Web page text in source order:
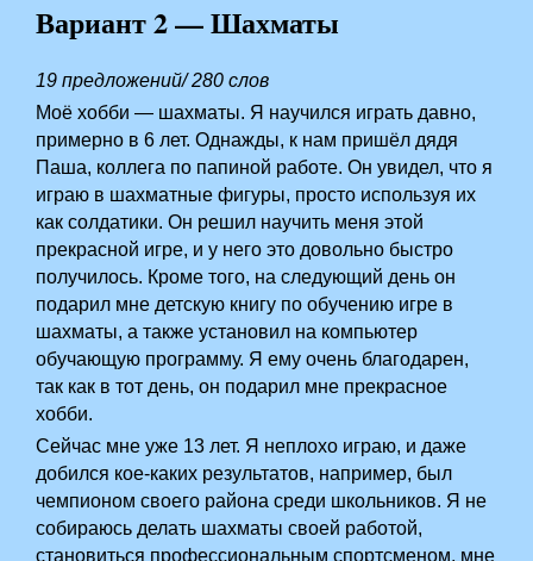
Вариант 2 — Шахматы
19 предложений/ 280 слов
Моё хобби — шахматы. Я научился играть давно,
примерно в 6 лет. Однажды, к нам пришёл дядя
Паша, коллега по папиной работе. Он увидел, что я
играю в шахматные фигуры, просто используя их
как солдатики. Он решил научить меня этой
прекрасной игре, и у него это довольно быстро
получилось. Кроме того, на следующий день он
подарил мне детскую книгу по обучению игре в
шахматы, а также установил на компьютер
обучающую программу. Я ему очень благодарен,
так как в тот день, он подарил мне прекрасное
хобби.
Сейчас мне уже 13 лет. Я неплохо играю, и даже
добился кое-каких результатов, например, был
чемпионом своего района среди школьников. Я не
собираюсь делать шахматы своей работой,
становиться профессиональным спортсменом, мне